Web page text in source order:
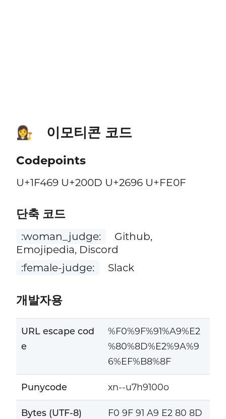
👩‍⚖️ 이모티콘 코드
Codepoints
U+1F469 U+200D U+2696 U+FE0F
단축 코드
:woman_judge:
Github,
Emojipedia, Discord
:female-judge:
Slack
개발자용
URL escape cod
e
%F0%9F%91%A9%E2
%80%8D%E2%9A%9
6%EF%B8%8F
Punycode xn--u7h9100o
Bytes (UTF-8)
F0 9F 91 A9 E2 80 8D